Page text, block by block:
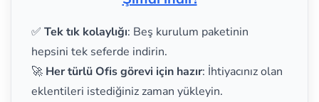
✅ Tek tık kolaylığı: Beş kurulum paketinin
hepsini tek seferde indirin.
🚀 Her türlü Ofis görevi için hazır: İhtiyacınız olan
eklentileri istediğiniz zaman yükleyin.